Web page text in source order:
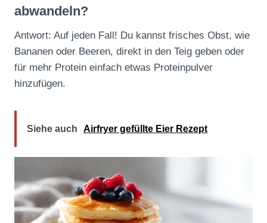
abwandeln?
Antwort: Auf jeden Fall! Du kannst frisches Obst, wie
Bananen oder Beeren, direkt in den Teig geben oder
für mehr Protein einfach etwas Proteinpulver
hinzufügen.
Siehe auch Airfryer gefüllte Eier Rezept